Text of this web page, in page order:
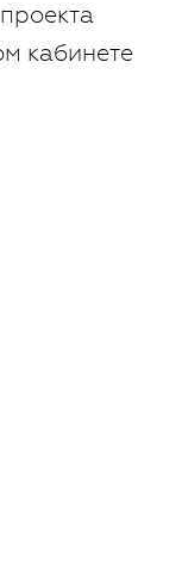
кабинете